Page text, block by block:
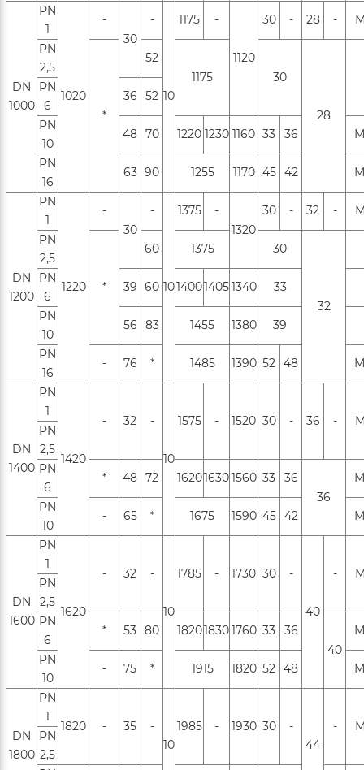
DN
1000
РN
1
1020
-
30
-
10
1175 -
1120
30 - 28 -
PN
2,5
*
52
1175
30
28
PN
6
36
52
РN
10
48 70 1220 1230 1160 33 36
РN
16
63 90 1255 1170 45 42
DN
1200
РN
1
1220
-
30
-
10
1375
-
1320
30 - 32 -
PN
2,5
*
60 1375 30
32
PN
6
39 60 140014051340
33
РN
10
56 83 1455 1380
39
РN
16
- 76 * 1485 1390 52 48
DN
1400
РN
1
1420
- 32 -
10
1575 - 1520 30 - 36 -
PN
2,5
PN
6
* 48 72 162016301560 33
36
36
РN
10
- 65 * 1675 1590 45 42
DN
1600
PN
1
1620
- 32 -
10
1785 - 1730 30 -
40
-
PN
2,5
РN
6
* 53 80 182018301760 33
36
40
PN
10
- 75 * 1915 1820 52 48
DN
1800
PN
1
1820 - 35
-
10
1985 - 1930 30
-
44
-
РN
2,5